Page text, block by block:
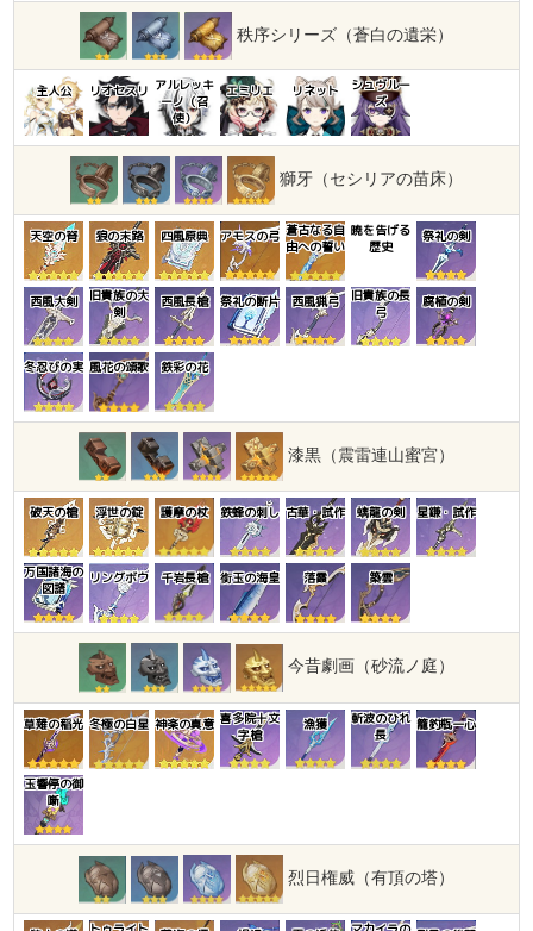
秩序シリーズ（蒼白の遺栄）
主人公 リオセスリ アルレッキ
ーノ（召
使）
エミリエ リネット
シュヴルー
ズ
獅牙（セシリアの苗床）
天空の脊 狼の末路 四風原典 アモスの弓 蒼古なる自
由への誓い
暁を告げる
歴史
祭礼の剣
西風大剣
旧貴族の大
剣
西風長槍 祭礼の断片 西風猟弓
旧貴族の長
弓
腐植の剣
冬忍びの実 風花の頌歌 鉄彩の花
漆黒（震雷連山蜜宮）
破天の槍 浮世の錠 護摩の杖 鉄蜂の刺し 古華・試作 螭龍の剣 星鎌・試作
万国諸海の
図譜
リングボウ 千岩長槍 銜玉の海皇 落霞 築雲
今昔劇画（砂流ノ庭）
草薙の稲光 冬極の白星 神楽の真意 喜多院十文
字槍
漁獲
斬波のひれ
長
籠釣瓶一心
玉響停の御
噺
烈日権威（有頂の塔）